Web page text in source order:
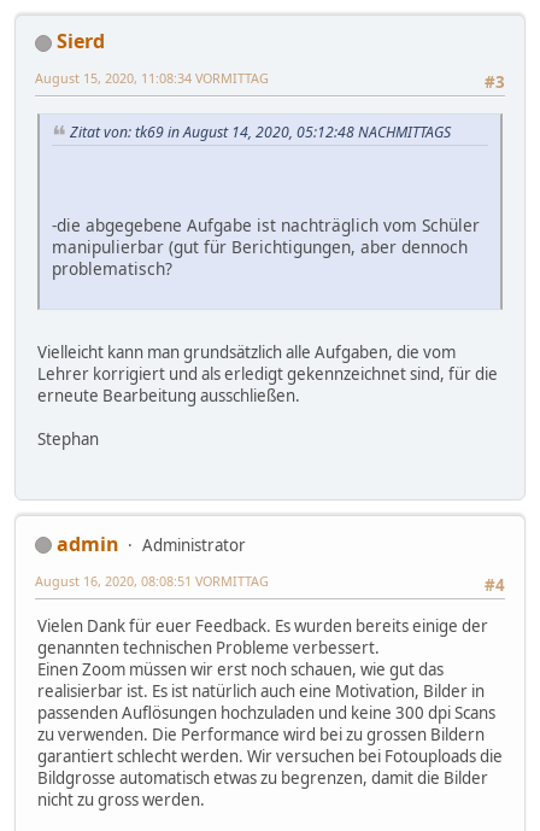
Sierd
#3
August 15, 2020, 11:08:34 VORMITTAG
Zitat von: tk69 in August 14, 2020, 05:12:48 NACHMITTAGS
-die abgegebene Aufgabe ist nachträglich vom Schüler
manipulierbar (gut für Berichtigungen, aber dennoch
problematisch?
Vielleicht kann man grundsätzlich alle Aufgaben, die vom
Lehrer korrigiert und als erledigt gekennzeichnet sind, für die
erneute Bearbeitung ausschließen.
Stephan
admin
Administrator
#4
August 16, 2020, 08:08:51 VORMITTAG
Vielen Dank für euer Feedback. Es wurden bereits einige der
genannten technischen Probleme verbessert.
Einen Zoom müssen wir erst noch schauen, wie gut das
realisierbar ist. Es ist natürlich auch eine Motivation, Bilder in
passenden Auflösungen hochzuladen und keine 300 dpi Scans
zu verwenden. Die Performance wird bei zu grossen Bildern
garantiert schlecht werden. Wir versuchen bei Fotouploads die
Bildgrosse automatisch etwas zu begrenzen, damit die Bilder
nicht zu gross werden.